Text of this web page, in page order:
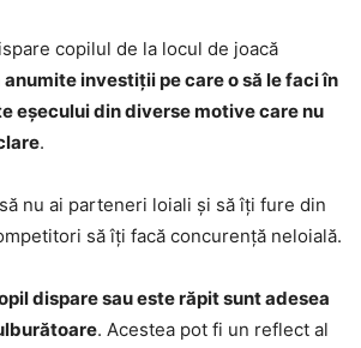
copilul de la locul de joacă
anumite investiții pe care o să le faci în
eșecului din diverse motive care nu
.
nu ai parteneri loiali și să îți fure din
să îți facă concurență neloială.
dispare sau este răpit sunt adesea
. Acestea pot fi un reflect al